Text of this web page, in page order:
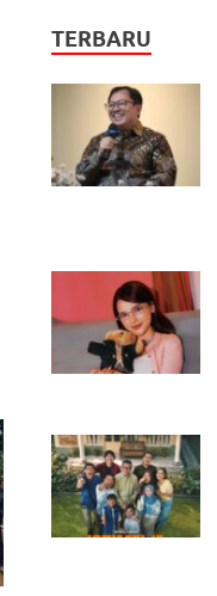
TERBARU